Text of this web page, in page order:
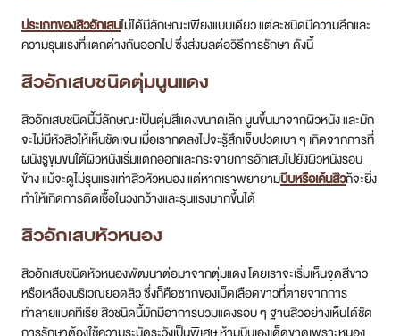
ประเภทของสิวอักเสบไม่ได้มีลักษณะเพียงแบบเดียว แต่ละชนิดมีความลึกและ
ความรุนแรงที่แตกต่างกันออกไป ซึ่งส่งผลต่อวิธีการรักษา ดังนี้
สิวอักเสบชนิดตุ่มนูนแดง
สิวอักเสบชนิดนี้มีลักษณะเป็นตุ่มสีแดงขนาดเล็ก นูนขึ้นมาจากผิวหนัง และมัก
จะไม่มีหัวสิวให้เห็นชัดเจน เมื่อเรากดลงไปจะรู้สึกเจ็บปวดเบา ๆ เกิดจากการที่
ผนังรูขุมขนใต้ผิวหนังเริ่มแตกออกและกระจายการอักเสบไปยังผิวหนังรอบ
ข้าง แม้จะดูไม่รุนแรงเท่าสิวหัวหนอง แต่หากเราพยายามบีบหรือเค้นสิวก็จะยิ่ง
ทำให้เกิดการติดเชื้อในวงกว้างและรุนแรงมากขึ้นได้
สิวอักเสบหัวหนอง
สิวอักเสบชนิดหัวหนองพัฒนาต่อมาจากตุ่มแดง โดยเราจะเริ่มเห็นจุดสีขาว
หรือเหลืองบริเวณยอดสิว ซึ่งก็คือซากของเม็ดเลือดขาวที่ตายจากการ
ทำลายแบคทีเรีย สิวชนิดนี้มักมีอาการบวมแดงรอบ ๆ ฐานสิวอย่างเห็นได้ชัด